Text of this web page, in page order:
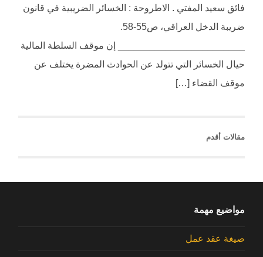
فائق سعيد المفتي . الاطروحة : الخسائر الضريبية في قانون
ضريبة الدخل العراقي، ص55-58.
________________________ إن موقف السلطة المالية
حيال الخسائر التي تتولد عن الحوادث المضرة يختلف عن
موقف القضاء […]
مقالات أقدم
مواضيع مهمة
صيغة عقد عمل